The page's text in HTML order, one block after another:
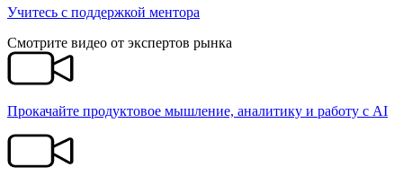
Учитесь c поддержкой ментора
Смотрите видео от экспертов рынка
Прокачайте продуктовое мышление, аналитику и работу с AI